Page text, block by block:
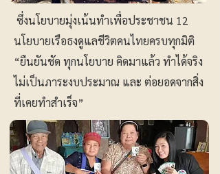
ซึ่งนโยบายมุ่งเน้นทำเพื่อประชาชน 12
นโยบายเรือธงดูแลชีวิตคนไทยครบทุกมิติ
“ยืนยันชัด ทุกนโยบาย คิดมาแล้ว ทำได้จริง
ไม่เป็นภาระงบประมาณ และ ต่อยอดจากสิ่ง
ที่เคยทำสำเร็จ”